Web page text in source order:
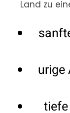
Land zu
urige